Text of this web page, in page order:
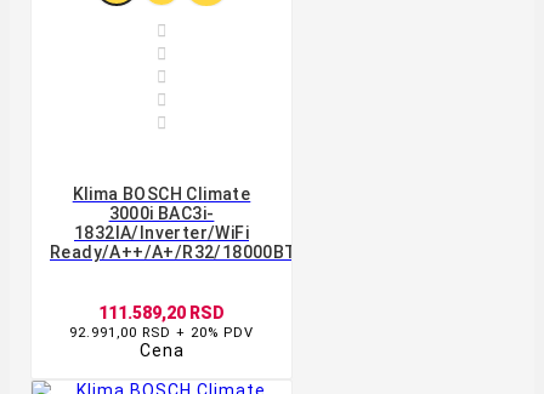





Klima BOSCH Climate
3000i BAC3i-
1832IA/inverter/WiFi
Ready/A++/A+/R32/18000BTU/bela
111.589,20 RSD
92.991,00 RSD + 20% PDV
Cena